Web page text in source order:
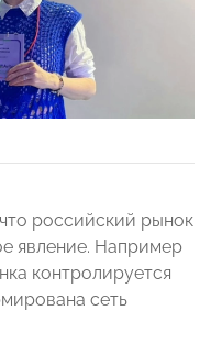
российский рынок
явление. Например
контролируется
сеть